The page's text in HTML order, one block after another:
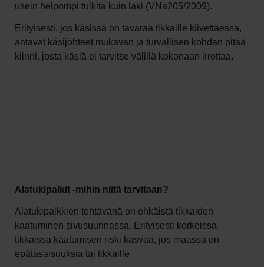
usein helpompi tulkita kuin laki (VNa205/2009).
Erityisesti, jos käsissä on tavaraa tikkaille kiivettäessä,
antavat käsijohteet mukavan ja turvallisen kohdan pitää
kiinni, josta käsiä ei tarvitse välillä kokonaan irrottaa.
Alatukipalkit -mihin niitä tarvitaan?
Alatukipalkkien tehtävänä on ehkäistä tikkaiden
kaatuminen sivusuunnassa. Erityisesti korkeissa
tikkaissa kaatumisen riski kasvaa, jos maassa on
epätasaisuuksia tai tikkaille